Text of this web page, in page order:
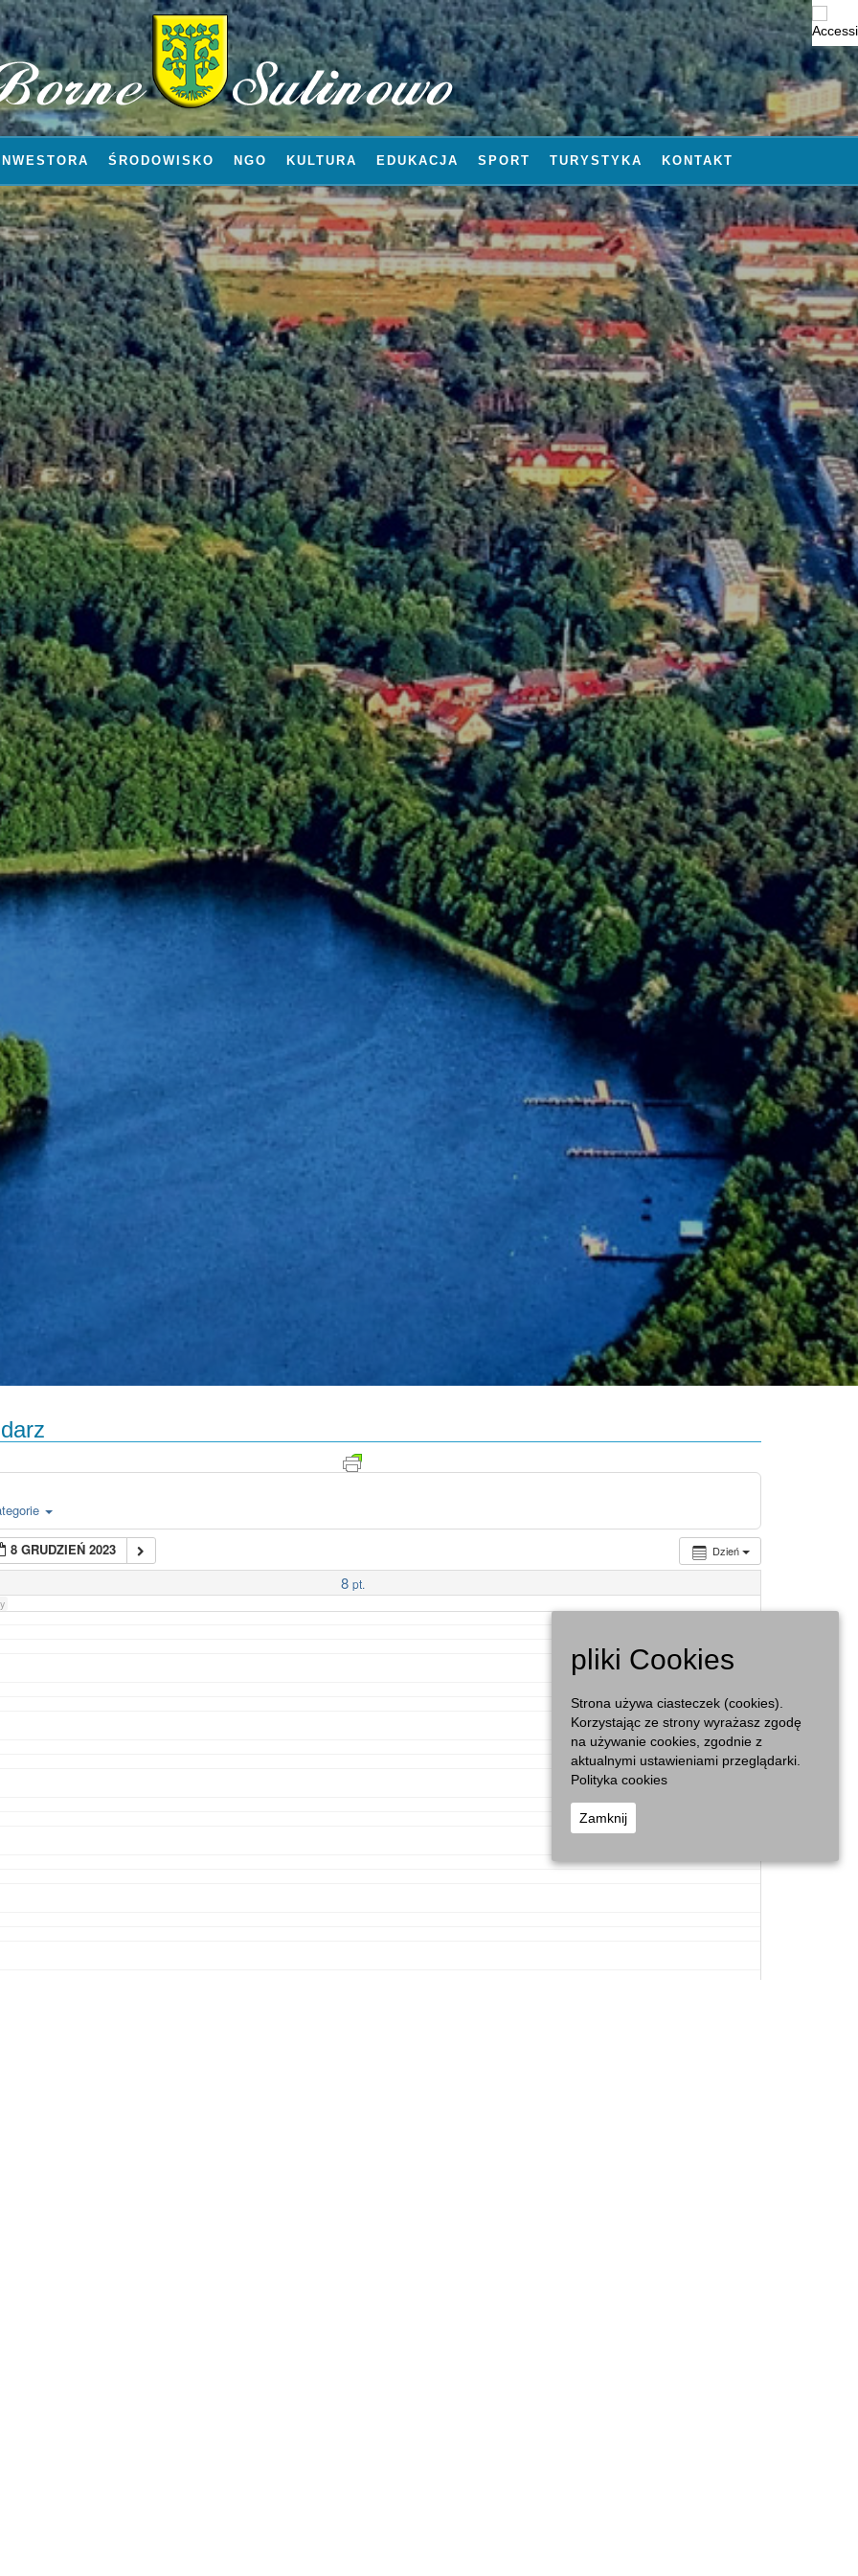
ŚRODOWISKO NGO KULTURA EDUKACJA SPORT TURYSTYKA KONTAKT
Dzień
8 GRUDZIEŃ 2023
8 pt.
pliki Cookies
Strona używa ciasteczek (cookies).
Korzystając ze strony wyrażasz zgodę
na używanie cookies, zgodnie z
aktualnymi ustawieniami przeglądarki.
Polityka cookies
Zamknij